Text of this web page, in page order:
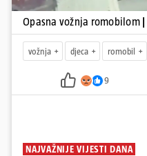
Opasna vožnja romobilom
vožnja djeca romobil
9
NAJVAŽNIJE VIJESTI DANA